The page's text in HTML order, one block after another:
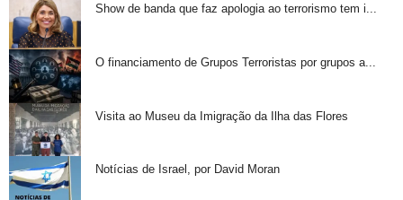
Show de banda que faz apologia ao terrorismo tem i...
O financiamento de Grupos Terroristas por grupos a...
Visita ao Museu da Imigração da Ilha das Flores
Notícias de Israel, por David Moran